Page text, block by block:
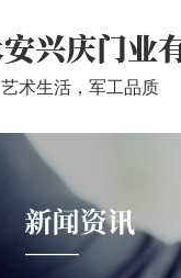
术生活，军工品质